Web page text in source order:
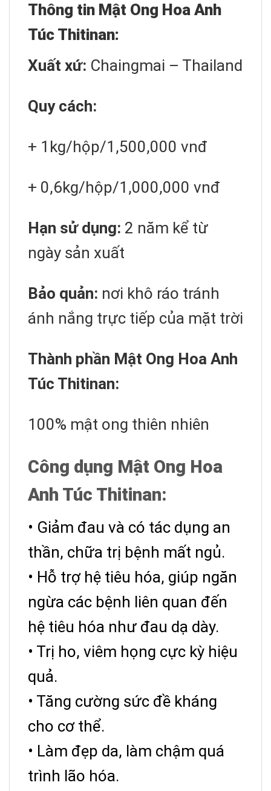
Thông tin Mật Ong Hoa Anh
Túc Thitinan:
Xuất xứ: Chaingmai – Thailand
Quy cách:
+ 1kg/hộp/1,500,000 vnđ
+ 0,6kg/hộp/1,000,000 vnđ
Hạn sử dụng: 2 năm kể từ
ngày sản xuất
Bảo quản: nơi khô ráo tránh
ánh nắng trực tiếp của mặt trời
Thành phần Mật Ong Hoa Anh
Túc Thitinan:
100% mật ong thiên nhiên
Công dụng Mật Ong Hoa
Anh Túc Thitinan:
• Giảm đau và có tác dụng an
thần, chữa trị bệnh mất ngủ.
• Hỗ trợ hệ tiêu hóa, giúp ngăn
ngừa các bệnh liên quan đến
hệ tiêu hóa như đau dạ dày.
• Trị ho, viêm họng cực kỳ hiệu
quả.
• Tăng cường sức đề kháng
cho cơ thể.
• Làm đẹp da, làm chậm quá
trình lão hóa.